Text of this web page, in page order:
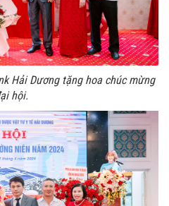
Hải Dương tặng hoa chúc mừng
hội.